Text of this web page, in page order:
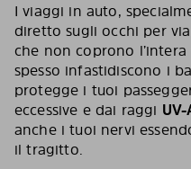
I viaggi in auto,
diretto sugli occhi per
che non coprono
spesso infastidiscono i
protegge i tuoi
eccessive e dai raggi
anche i tuoi nervi
il tragitto.